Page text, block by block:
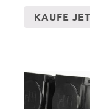
KAUFE